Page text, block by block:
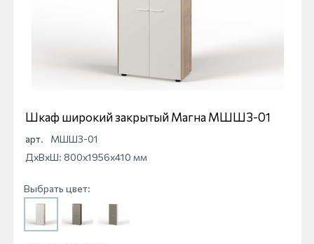
Шкаф широкий закрытый Магна МШШЗ-01
арт.
МШШЗ-01
ДхВхШ: 800x1956x410 мм
Выбрать цвет: